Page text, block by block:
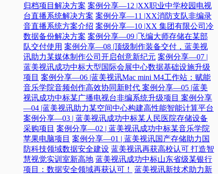
归档项目解决方案 案例分享—12 |XX职业中学校园电视
台直播系统解决方案 案例分享—11 |XX消防支队非编录
音直播系统方案介绍 案例分享—10 |XX 集团有限公司冷
数据备份解决方案 案例分享—09 |飞编大师存储在某部
队交付使用 案例分享—08 |顶级制作装备交付，蓝美视
讯助力某媒体制作公司开启创意新纪元 案例分享—07 |
蓝美视讯成功中标大型国际会展中心数据基础设施升级
项目 案例分享—06 |蓝美视讯Mac mini M4工作站：赋能
音乐学院音频创作高效协同新时代​ 案例分享—05 |蓝美
视讯成功中标某广播电视台非编系统升级项目​ 案例分享
—04 |蓝美视讯助力某空间中心构建高性能智能计算平台​
案例分享—03 | 蓝美视讯成功中标某人民医院存储设备
采购项目 案例分享—02 | 蓝美视讯成功中标某音乐学院
苹果电脑项目 案例分享—01 | 蓝美视讯国产存储助力国
防科技领域数据安全建设 蓝美视讯再获高校认可 打造智
慧视觉实训室新高地 蓝美视讯成功中标山东省级某银行
项目：数据安全领域再获认可！
蓝美视讯新技术助力新